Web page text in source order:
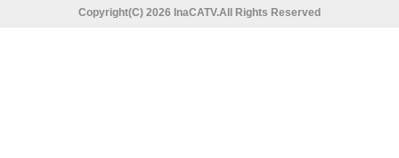
Copyright(C) 2026 InaCATV.All Rights Reserved